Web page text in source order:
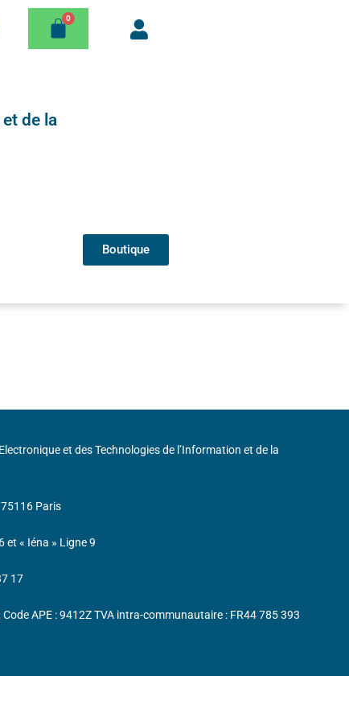
de la
Boutique
et des Technologies de l’Information et de la
75116 Paris
et « Iéna » Ligne 9
17
Code APE : 9412Z TVA intra-communautaire : FR44 785 393